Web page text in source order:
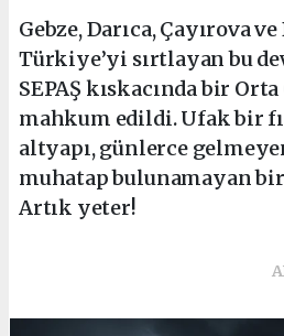
Gebze, Darıca, Çayırova ve
Türkiye’yi sırtlayan bu
SEPAŞ kıskacında bir
mahkum edildi. Ufak bir
altyapı, günlerce
muhatap bulunamayan
Artık yeter!